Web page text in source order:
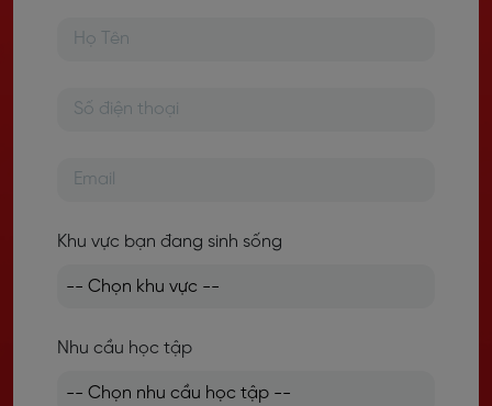
Khu vực bạn đang sinh sống
Nhu cầu học tập